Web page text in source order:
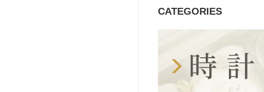
CATEGORIES